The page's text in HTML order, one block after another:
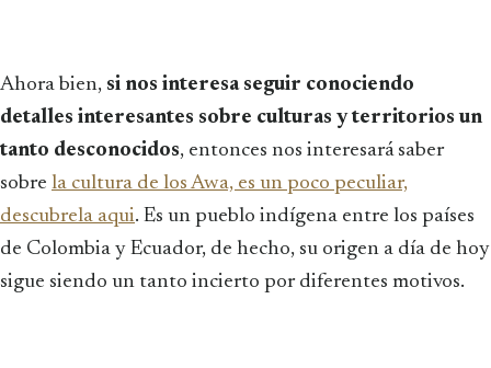
Ahora bien, si nos interesa seguir conociendo
detalles interesantes sobre culturas y territorios un
tanto desconocidos, entonces nos interesará saber
sobre la cultura de los Awa, es un poco peculiar,
descubrela aqui. Es un pueblo indígena entre los países
de Colombia y Ecuador, de hecho, su origen a día de hoy
sigue siendo un tanto incierto por diferentes motivos.